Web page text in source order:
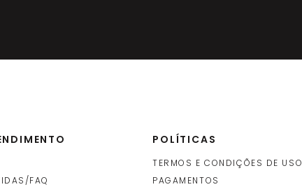
FAQ
POLÍTICAS
TERMOS E CONDIÇÕES DE USO
PAGAMENTOS